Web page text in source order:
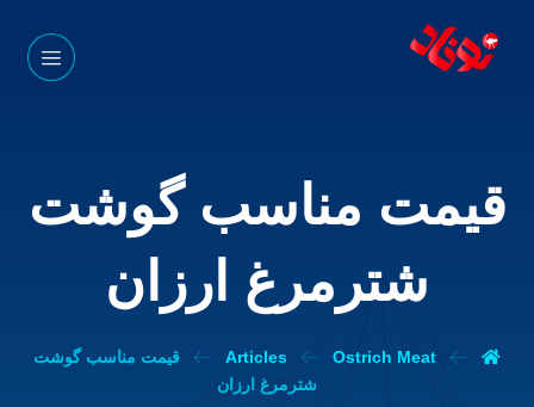
قیمت مناسب گوشت
شترمرغ ارزان
Articles Ostrich Meat
قیمت مناسب گوشت
شترمرغ ارزان